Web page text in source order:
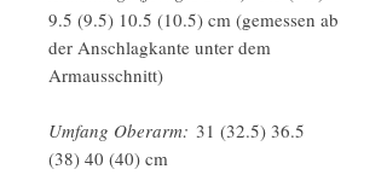
9.5 (9.5) 10.5 (10.5) cm (gemessen ab
der Anschlagkante unter dem
Armausschnitt)
Umfang Oberarm: 31 (32.5) 36.5
(38) 40 (40) cm